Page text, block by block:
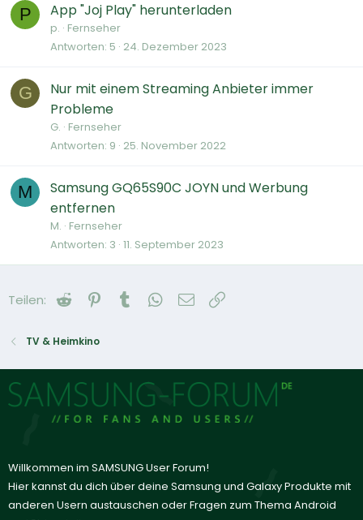
P App "Joj Play" herunterladen
p. Fernseher
Antworten 5 24. Dezember 2023
G
Nur mit einem Streaming Anbieter immer
Probleme
G. Fernseher
Antworten 9 25. November 2022
M
Samsung GQ65S90C JOYN und Werbung
entfernen
M. Fernseher
Antworten 3 11. September 2023
Teilen: Reddit Pinterest
Tumblr WhatsApp
E-Mail
TV & Heimkino
Willkommen im SAMSUNG User Forum!
Hier kannst du dich über deine Samsung und Galaxy Produkte mit
anderen Usern austauschen oder Fragen zum Thema Android